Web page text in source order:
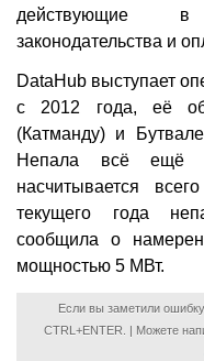
действующие в
законодательства и
DataHub выступает
с 2012 года, её
(Катманду) и
Непала всё ещё
насчитывается
текущего года
сообщила о
мощностью 5 МВт.
Если вы заметили
CTRL+ENTER. | Можете